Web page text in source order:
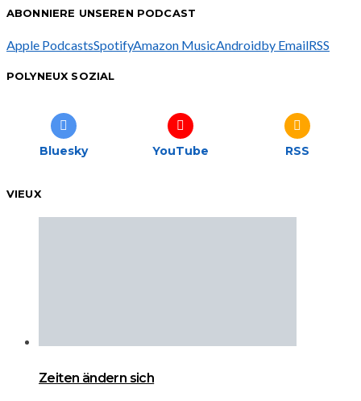
ABONNIERE UNSEREN PODCAST
Apple PodcastsSpotifyAmazon MusicAndroidby EmailRSS
POLYNEUX SOZIAL
Bluesky YouTube RSS
VIEUX
Zeiten ändern sich